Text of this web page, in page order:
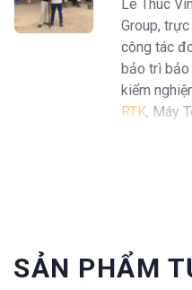
Lê Thúc
Group,
công tác
bảo trì bảo
kiểm
RTK, Máy
SẢN PHẨM